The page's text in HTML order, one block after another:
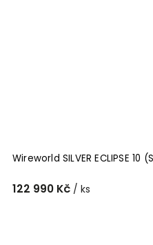
Wireworld SILVER ECLIPSE 10
122 990 Kč / ks